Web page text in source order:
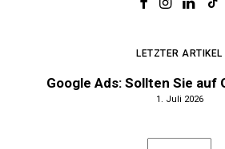
LETZTER ARTIKEL
Google Ads: Sollten Sie auf
1. Juli 2026